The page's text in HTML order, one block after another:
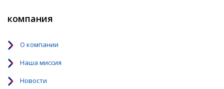
компания
О компании
Наша миссия
Новости